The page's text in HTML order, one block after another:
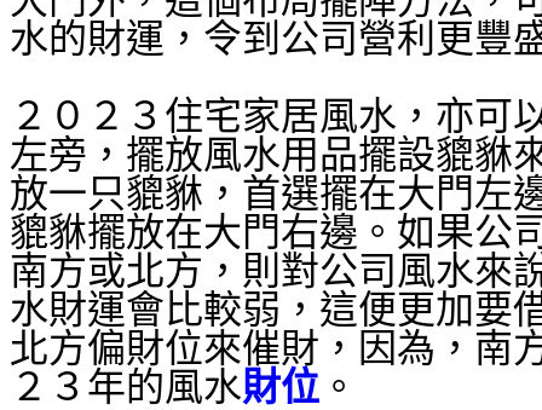
水的財運，令到公司營利更豐
２０２３住宅家居風水，亦可
左旁，擺放風水用品擺設貔貅
放一只貔貅，首選擺在大門左
貔貅擺放在大門右邊。如果公
南方或北方，則對公司風水來
水財運會比較弱，這便更加要
北方偏財位來催財，因為，南
２３年的風水財位 。